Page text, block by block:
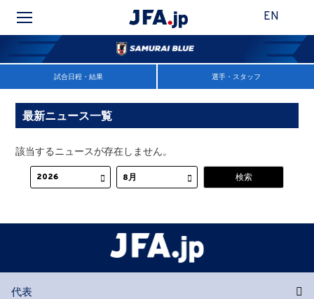
EN
試合日程・結果 選手・スタッフ
最新ニュース一覧
該当するニュースが存在しません。
代表